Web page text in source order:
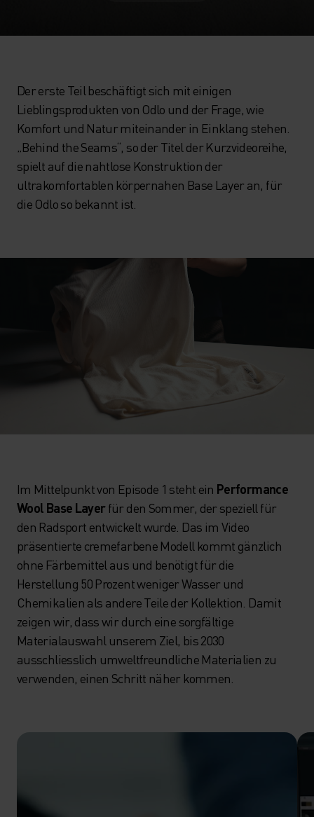
Der erste Teil beschäftigt sich mit einigen
Lieblingsprodukten von Odlo und der Frage, wie
Komfort und Natur miteinander in Einklang stehen.
„Behind the Seams“, so der Titel der Kurzvideoreihe,
spielt auf die nahtlose Konstruktion der
ultrakomfortablen körpernahen Base Layer an, für
die Odlo so bekannt ist.
Im Mittelpunkt von Episode 1 steht ein Performance
Wool Base Layer für den Sommer, der speziell für
den Radsport entwickelt wurde. Das im Video
präsentierte cremefarbene Modell kommt gänzlich
ohne Färbemittel aus und benötigt für die
Herstellung 50 Prozent weniger Wasser und
Chemikalien als andere Teile der Kollektion. Damit
zeigen wir, dass wir durch eine sorgfältige
Materialauswahl unserem Ziel, bis 2030
ausschliesslich umweltfreundliche Materialien zu
verwenden, einen Schritt näher kommen.